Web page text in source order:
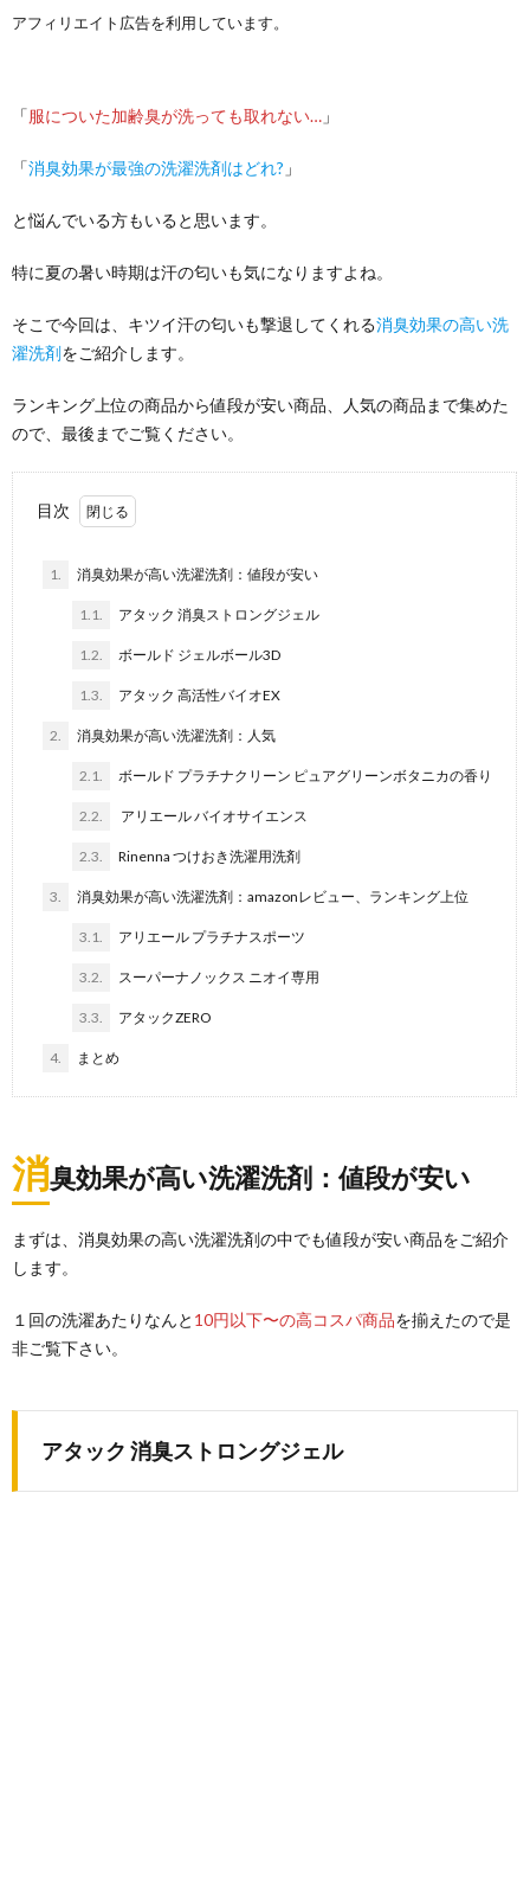
アフィリエイト広告を利用しています。
「服についた加齢臭が洗っても取れない… 」
「消臭効果が最強の洗濯洗剤はどれ? 」
と悩んでいる方もいると思います。
特に夏の暑い時期は汗の匂いも気になりますよね。
そこで今回は、キツイ汗の匂いも撃退してくれる消臭効果の高い洗
濯洗剤をご紹介します。
ランキング上位の商品から値段が安い商品、人気の商品まで集めた
ので、最後までご覧ください。
目次
1. 消臭効果が高い洗濯洗剤：値段が安い
1.1. アタック 消臭ストロングジェル
1.2. ボールド ジェルボール3D
1.3. アタック 高活性バイオEX
2. 消臭効果が高い洗濯洗剤：人気
2.1. ボールド プラチナクリーン ピュアグリーンボタニカの香り
2.2. アリエール バイオサイエンス
2.3. Rinenna つけおき洗濯用洗剤
3. 消臭効果が高い洗濯洗剤：amazonレビュー、ランキング上位
3.1. アリエール プラチナスポーツ
3.2. スーパーナノックス ニオイ専用
3.3. アタックZERO
4. まとめ
消臭効果が高い洗濯洗剤：値段が安い
まずは、消臭効果の高い洗濯洗剤の中でも値段が安い商品をご紹介
します。
１回の洗濯あたりなんと 10円以下〜の高コスパ商品を揃えたので是
非ご覧下さい。
アタック 消臭ストロングジェル